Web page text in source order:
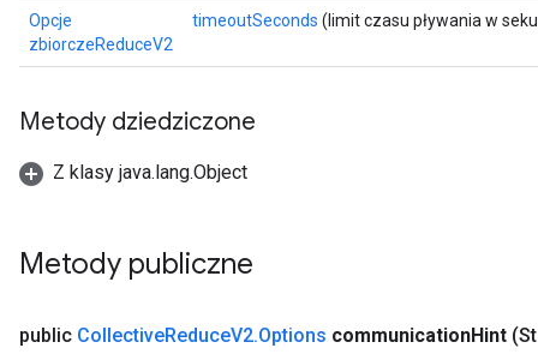
Opcje
zbiorczeReduceV2
timeoutSeconds (limit czasu pływania w
Metody dziedziczone
Z klasy java.lang.Object
Metody publiczne
public CollectiveReduceV2.Options communicationHint